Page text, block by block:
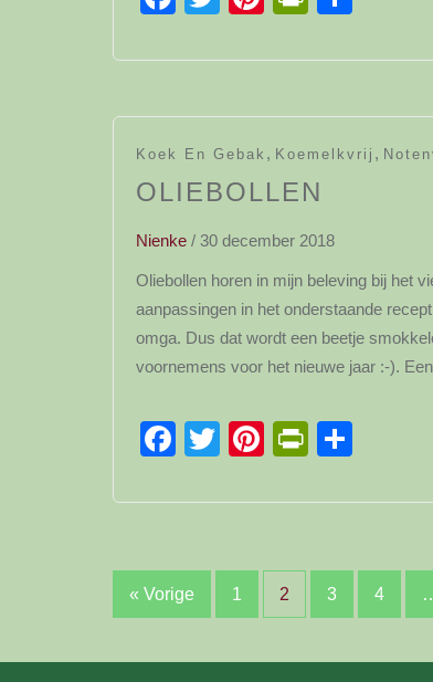
Koek En Gebak , Koemelkvrij ,
OLIEBOLLEN
Nienke / 30 december 2018
Oliebollen horen in mijn beleving bij het
aanpassingen in het onderstaande
omga. Dus dat wordt een beetje
voornemens voor het nieuwe jaar :-).
Facebook
TwitterPinterest
Berichten
« Vorige 1 2 3 4